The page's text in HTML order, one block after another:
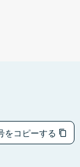
をコピーする